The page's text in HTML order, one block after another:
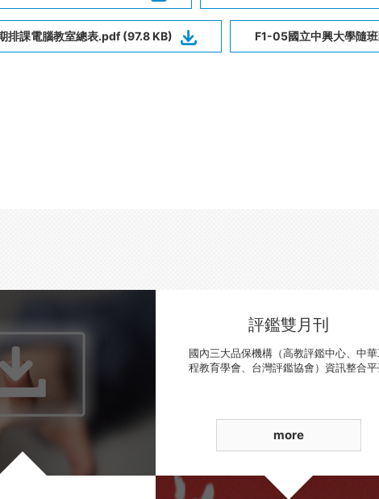
排課電腦教室總表.pdf (97.8 KB) F1-05國立中興大學隨
評鑑雙月刊
國內三大品保機構（高教評鑑中心、中
程教育學會、台灣評鑑協會）資訊整合
more